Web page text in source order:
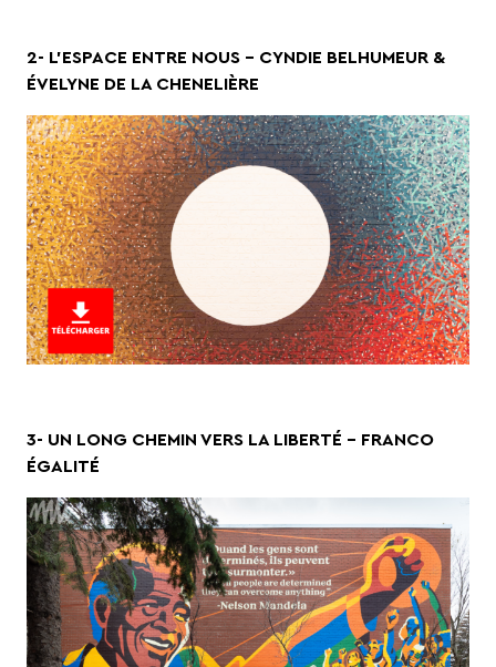
2- L’ESPACE ENTRE NOUS – CYNDIE BELHUMEUR &
ÉVELYNE DE LA CHENELIÈRE
3- UN LONG CHEMIN VERS LA LIBERTÉ – FRANCO
ÉGALITÉ